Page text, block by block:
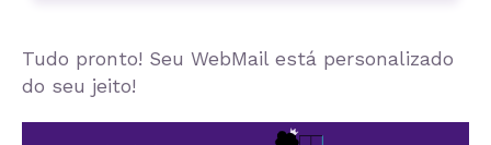
Tudo pronto! Seu WebMail está personalizado
do seu jeito!